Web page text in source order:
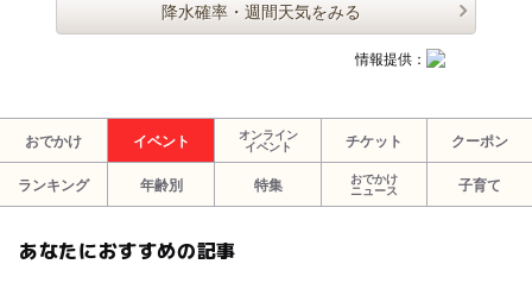
降水確率・週間天気をみる
情報提供：
おでかけ イベント
オンライン
イベント
チケット クーポン
ランキング 年齢別 特集
おでかけ
ニュース
子育て
あなたにおすすめの記事